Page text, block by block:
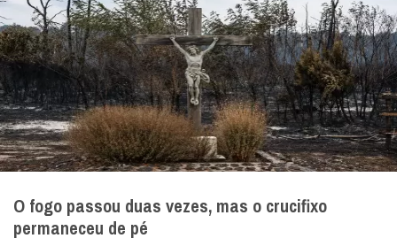
O fogo passou duas vezes, mas o crucifixo
permaneceu de pé